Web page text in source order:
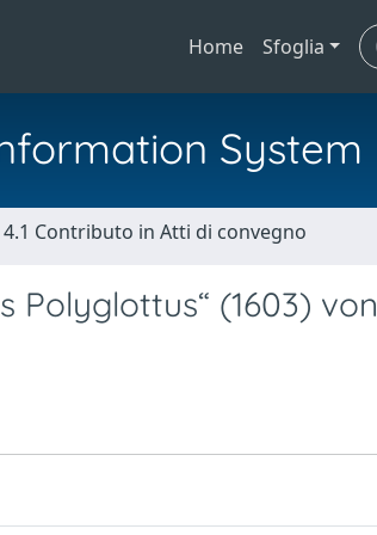
Home Sfoglia
System
4.1 Contributo in Atti di convegno
Polyglottus“ (1603) von